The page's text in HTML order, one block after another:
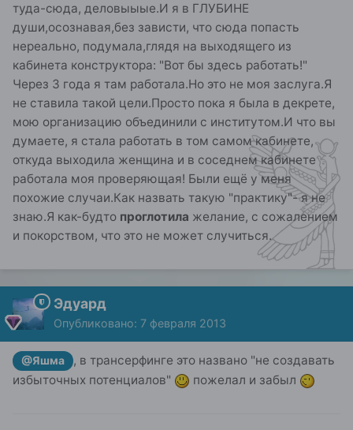
туда-сюда, деловыыые.И я в ГЛУБИНЕ
души,осознавая,без зависти, что сюда попасть
нереально, подумала,глядя на выходящего из
кабинета конструктора: "Вот бы здесь работать!"
Через 3 года я там работала.Но это не моя заслуга.Я
не ставила такой цели.Просто пока я была в декрете,
мою организацию объединили с институтом.И что вы
думаете, я стала работать в том самом кабинете,
откуда выходила женщина и в соседнем кабинете
работала моя проверяющая! Были ещё у меня
похожие случаи.Как назвать такую "практику"- я не
знаю.Я как-будто проглотила желание, с сожалением
и покорством, что это не может случиться.
Эдуард
Опубликовано: 7 февраля 2013
@Яшма
, в трансерфинге это названо "не создавать
избыточных потенциалов"
пожелал и забыл